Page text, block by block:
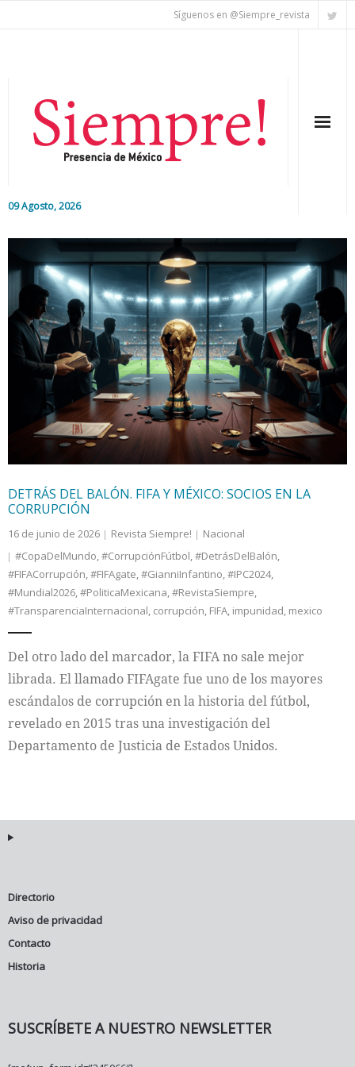
Síguenos en @Siempre_revista
09 Agosto, 2026
Editorial
Nacional
Colaboradores
Internacional
Cultura
DETRÁS DEL BALÓN. FIFA Y MÉXICO: SOCIOS EN LA
CORRUPCIÓN
16 de junio de 2026 Revista Siempre!
Nacional
#CopaDelMundo,#CorrupciónFútbol,#DetrásDelBalón,
#FIFACorrupción,#FIFAgate,#GianniInfantino,#IPC2024,
#Mundial2026,#PoliticaMexicana,#RevistaSiempre,
#TransparenciaInternacional, corrupción, FIFA, impunidad, mexico
Del otro lado del marcador, la FIFA no sale mejor
librada. El llamado FIFAgate fue uno de los mayores
escándalos de corrupción en la historia del fútbol,
revelado en 2015 tras una investigación del
Departamento de Justicia de Estados Unidos.
Directorio
Aviso de privacidad
Contacto
Historia
SUSCRÍBETE A NUESTRO NEWSLETTER